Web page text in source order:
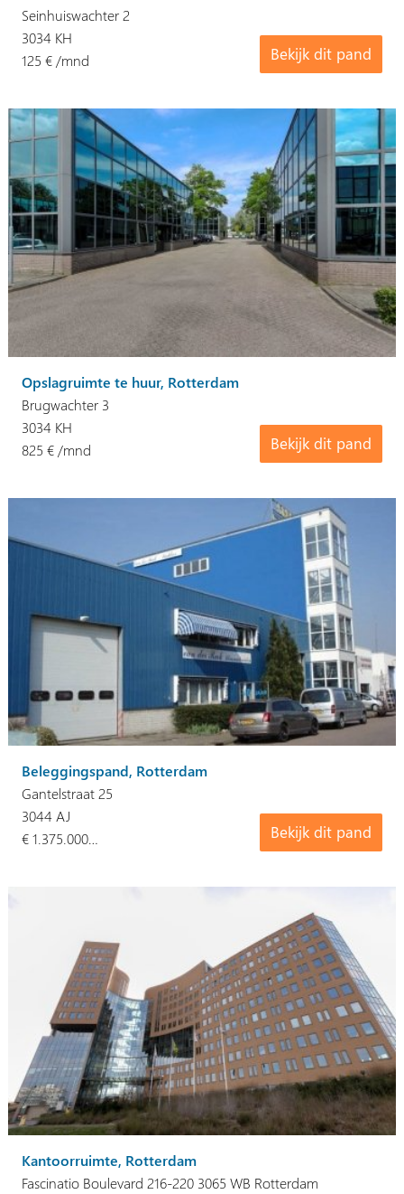
Seinhuiswachter 2
Bekijk dit pand
3034 KH
125 € /mnd
Opslagruimte te huur, Rotterdam
Brugwachter 3
Bekijk dit pand
3034 KH
825 € /mnd
Beleggingspand, Rotterdam
Gantelstraat 25
Bekijk dit pand
3044 AJ
€ 1.375.000…
Kantoorruimte, Rotterdam
Fascinatio Boulevard 216-220 3065 WB Rotterdam